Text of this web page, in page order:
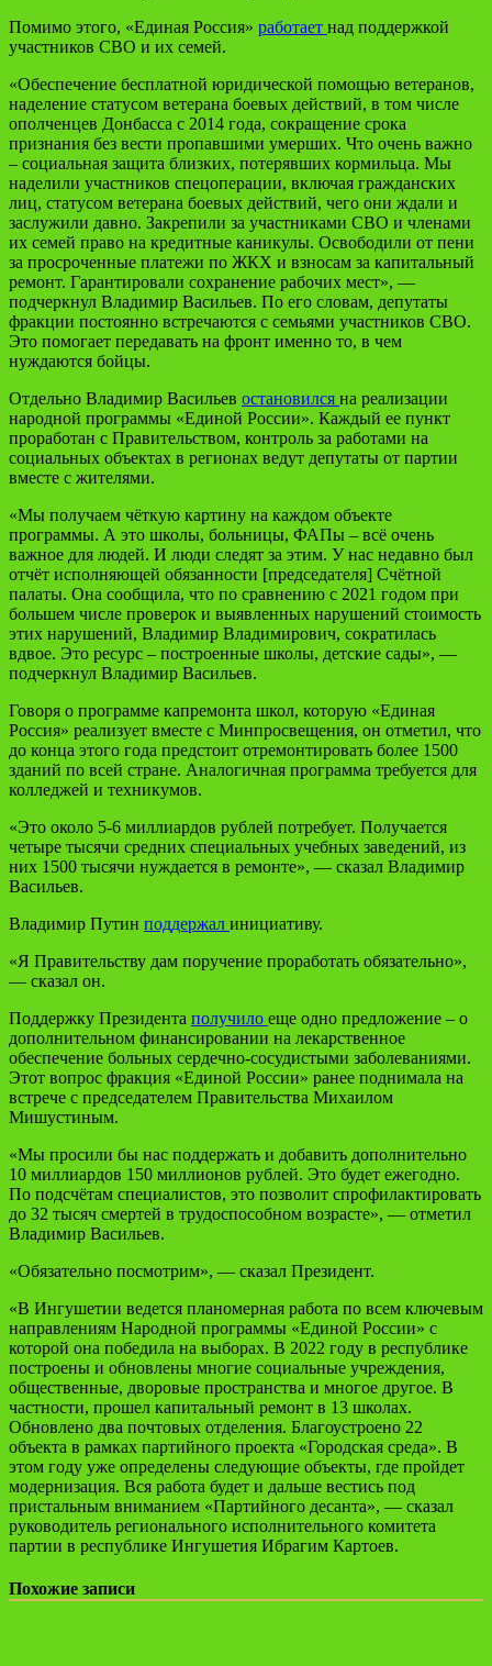
Помимо этого, «Единая Россия» работает над поддержкой
участников СВО и их семей.
«Обеспечение бесплатной юридической помощью ветеранов,
наделение статусом ветерана боевых действий, в том числе
ополченцев Донбасса с 2014 года, сокращение срока
признания без вести пропавшими умерших. Что очень важно
– социальная защита близких, потерявших кормильца. Мы
наделили участников спецоперации, включая гражданских
лиц, статусом ветерана боевых действий, чего они ждали и
заслужили давно. Закрепили за участниками СВО и членами
их семей право на кредитные каникулы. Освободили от пени
за просроченные платежи по ЖКХ и взносам за капитальный
ремонт. Гарантировали сохранение рабочих мест», —
подчеркнул Владимир Васильев. По его словам, депутаты
фракции постоянно встречаются с семьями участников СВО.
Это помогает передавать на фронт именно то, в чем
нуждаются бойцы.
Отдельно Владимир Васильев остановился на реализации
народной программы «Единой России». Каждый ее пункт
проработан с Правительством, контроль за работами на
социальных объектах в регионах ведут депутаты от партии
вместе с жителями.
«Мы получаем чёткую картину на каждом объекте
программы. А это школы, больницы, ФАПы – всё очень
важное для людей. И люди следят за этим. У нас недавно был
отчёт исполняющей обязанности [председателя] Счётной
палаты. Она сообщила, что по сравнению с 2021 годом при
большем числе проверок и выявленных нарушений стоимость
этих нарушений, Владимир Владимирович, сократилась
вдвое. Это ресурс – построенные школы, детские сады», —
подчеркнул Владимир Васильев.
Говоря о программе капремонта школ, которую «Единая
Россия» реализует вместе с Минпросвещения, он отметил, что
до конца этого года предстоит отремонтировать более 1500
зданий по всей стране. Аналогичная программа требуется для
колледжей и техникумов.
«Это около 5-6 миллиардов рублей потребует. Получается
четыре тысячи средних специальных учебных заведений, из
них 1500 тысячи нуждается в ремонте», — сказал Владимир
Васильев.
Владимир Путин поддержал инициативу.
«Я Правительству дам поручение проработать обязательно»,
— сказал он.
Поддержку Президента получило еще одно предложение – о
дополнительном финансировании на лекарственное
обеспечение больных сердечно-сосудистыми заболеваниями.
Этот вопрос фракция «Единой России» ранее поднимала на
встрече с председателем Правительства Михаилом
Мишустиным.
«Мы просили бы нас поддержать и добавить дополнительно
10 миллиардов 150 миллионов рублей. Это будет ежегодно.
По подсчётам специалистов, это позволит спрофилактировать
до 32 тысяч смертей в трудоспособном возрасте», — отметил
Владимир Васильев.
«Обязательно посмотрим», — сказал Президент.
«В Ингушетии ведется планомерная работа по всем ключевым
направлениям Народной программы «Единой России» с
которой она победила на выборах. В 2022 году в республике
построены и обновлены многие социальные учреждения,
общественные, дворовые пространства и многое другое. В
частности, прошел капитальный ремонт в 13 школах.
Обновлено два почтовых отделения. Благоустроено 22
объекта в рамках партийного проекта «Городская среда». В
этом году уже определены следующие объекты, где пройдет
модернизация. Вся работа будет и дальше вестись под
пристальным вниманием «Партийного десанта», — сказал
руководитель регионального исполнительного комитета
партии в республике Ингушетия Ибрагим Картоев.
Похожие записи